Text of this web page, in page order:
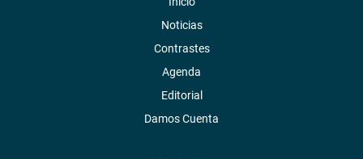
Noticias
Contrastes
Agenda
Editorial
Damos Cuenta